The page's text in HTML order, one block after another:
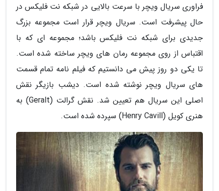
فراوری سریال ویچر با سرعت بالایی در شبکه نت فلیکس در
حال پیشرفت است. سریال ویچر قرار است مجموعه بزرگ
جدیدی برای شبکه نت فلیکس باشد؛ مجموعه ای که با
اقتباس از روی مجموعه رمان های ویچر ساخته شده است.
تا یکی دو روز پیش می دانستیم که فیلم نامه تمام قسمت
های سریال ویچر نوشته شده است. دیشب بازیگر نقش
اصلی این سریال هم تعیین شد. نقش گرالت (Geralt) به
هنری کویل (Henry Cavill) سپرده شده است.